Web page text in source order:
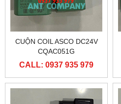
CUỘN COIL ASCO DC24V
CQAC051G
CALL: 0937 935 979